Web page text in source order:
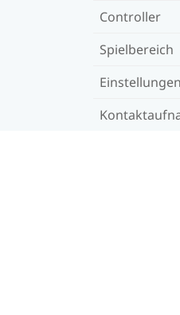
Controller
Spielbereich
Einstellungen